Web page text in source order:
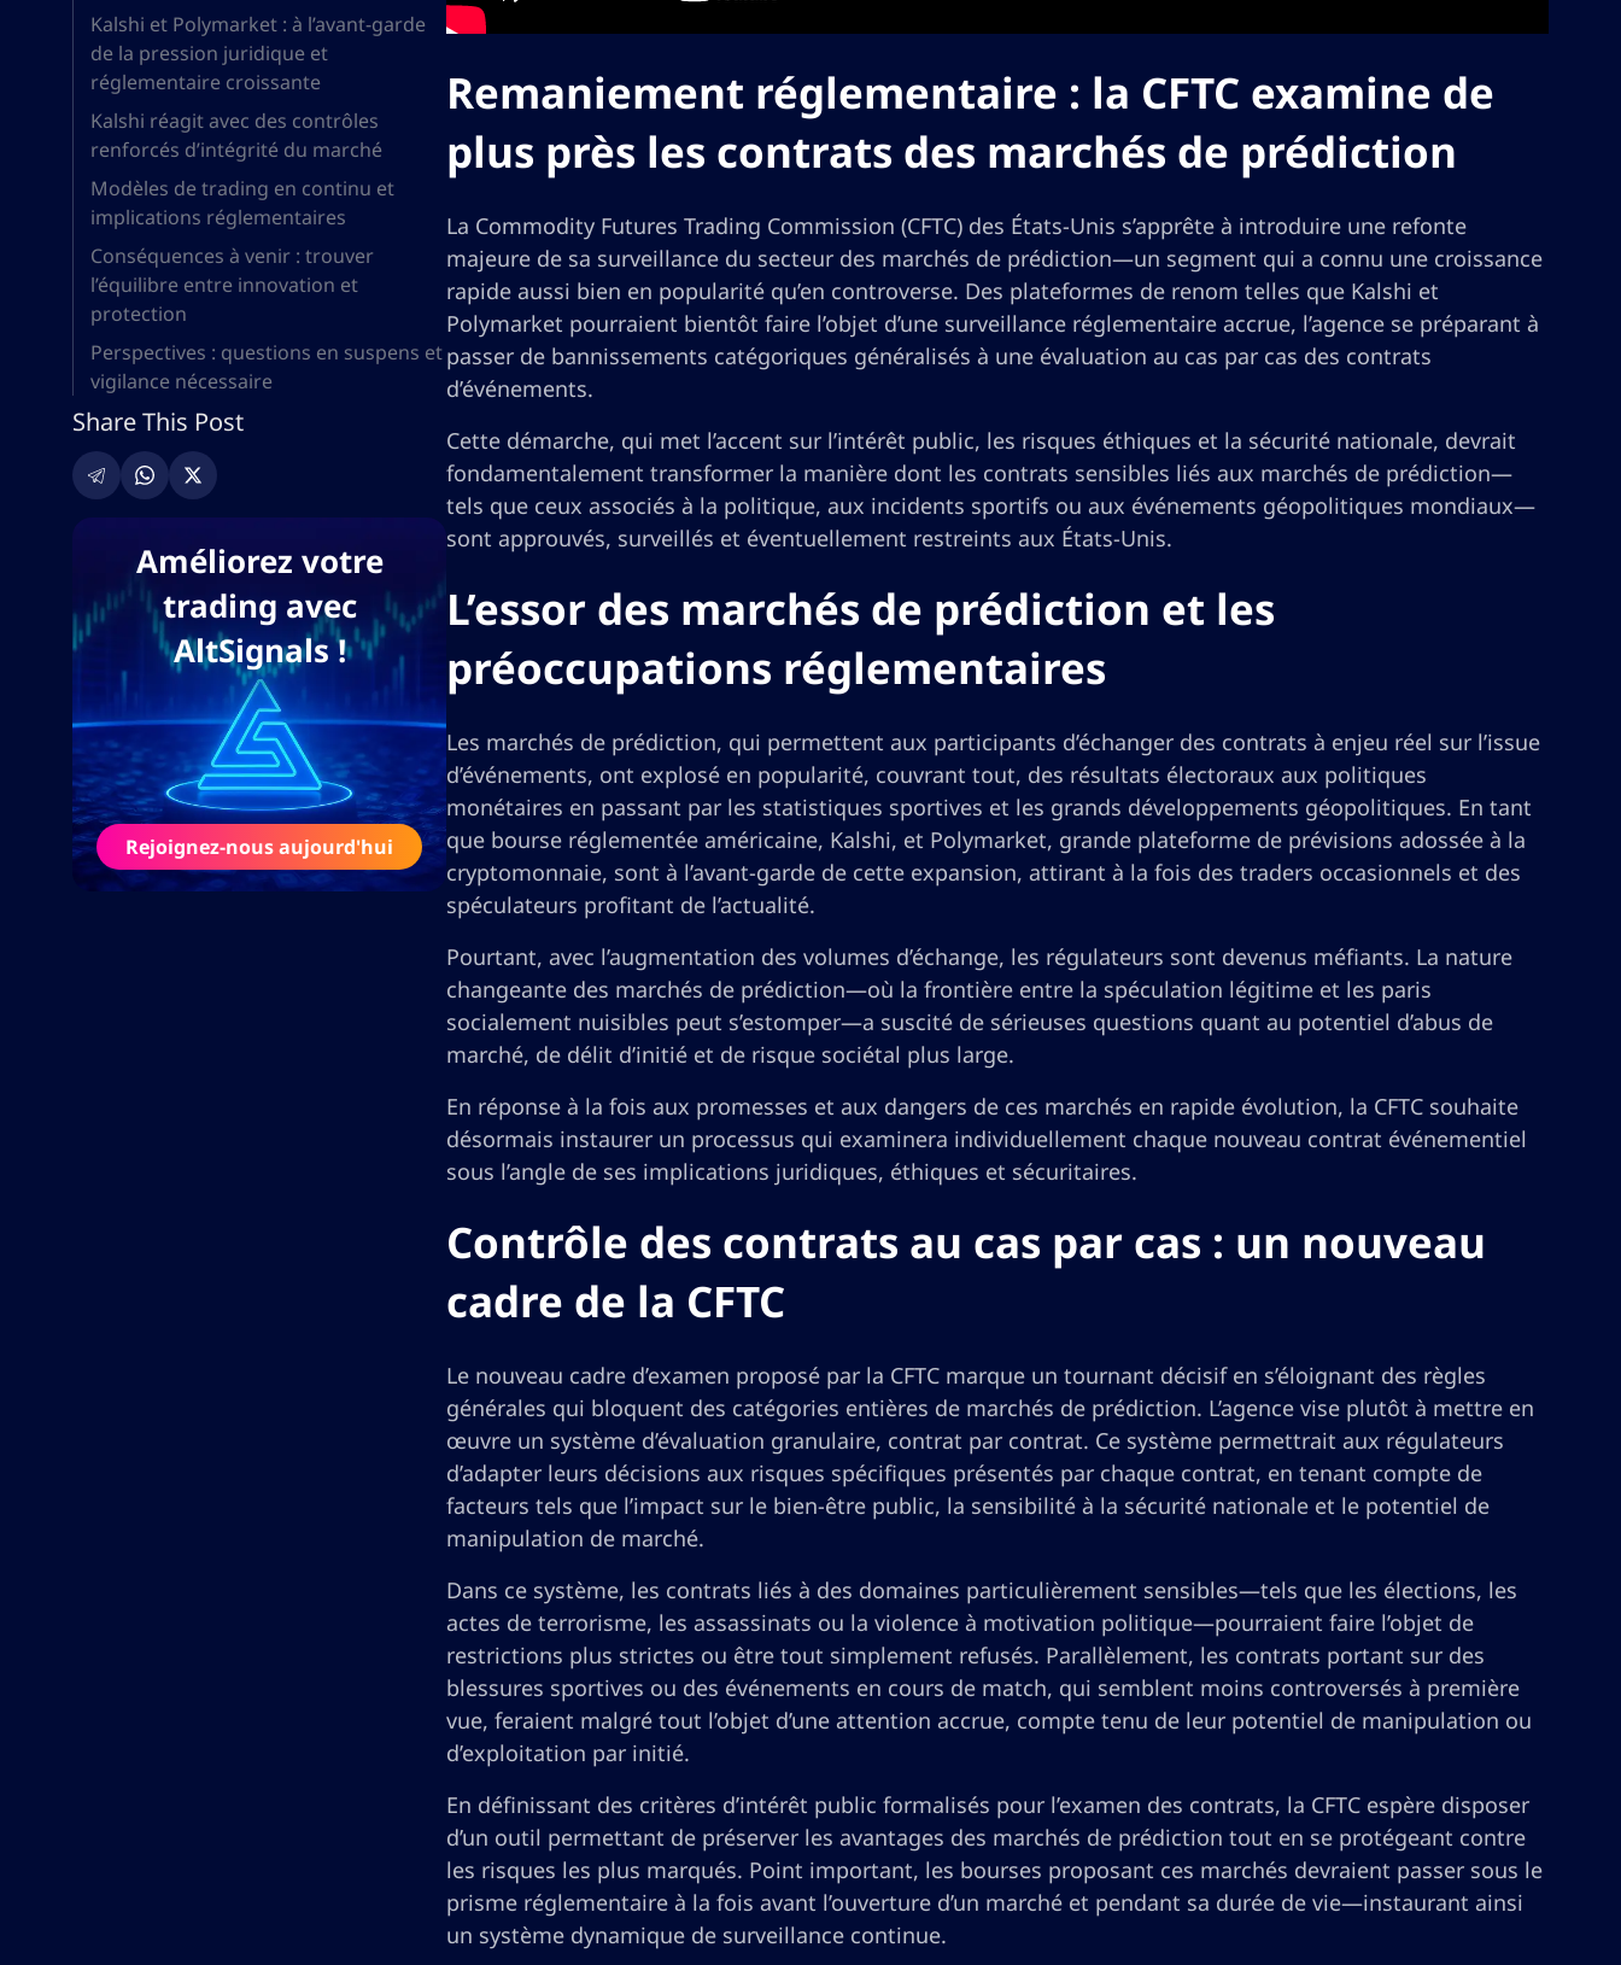
Kalshi et Polymarket : à l’avant-garde
de la pression juridique et
réglementaire croissante
Kalshi réagit avec des contrôles
renforcés d’intégrité du marché
Modèles de trading en continu et
implications réglementaires
Conséquences à venir : trouver
l’équilibre entre innovation et
protection
Perspectives : questions en suspens et
vigilance nécessaire
Share This Post
Améliorez votre
trading avec
AltSignals !
Rejoignez-nous aujourd'hui
Remaniement réglementaire : la CFTC examine de
plus près les contrats des marchés de prédiction
La Commodity Futures Trading Commission (CFTC) des États-Unis s’apprête à introduire une refonte
majeure de sa surveillance du secteur des marchés de prédiction—un segment qui a connu une croissance
rapide aussi bien en popularité qu’en controverse. Des plateformes de renom telles que Kalshi et
Polymarket pourraient bientôt faire l’objet d’une surveillance réglementaire accrue, l’agence se préparant à
passer de bannissements catégoriques généralisés à une évaluation au cas par cas des contrats
d’événements.
Cette démarche, qui met l’accent sur l’intérêt public, les risques éthiques et la sécurité nationale, devrait
fondamentalement transformer la manière dont les contrats sensibles liés aux marchés de prédiction—
tels que ceux associés à la politique, aux incidents sportifs ou aux événements géopolitiques mondiaux—
sont approuvés, surveillés et éventuellement restreints aux États-Unis.
L’essor des marchés de prédiction et les
préoccupations réglementaires
Les marchés de prédiction, qui permettent aux participants d’échanger des contrats à enjeu réel sur l’issue
d’événements, ont explosé en popularité, couvrant tout, des résultats électoraux aux politiques
monétaires en passant par les statistiques sportives et les grands développements géopolitiques. En tant
que bourse réglementée américaine, Kalshi, et Polymarket, grande plateforme de prévisions adossée à la
cryptomonnaie, sont à l’avant-garde de cette expansion, attirant à la fois des traders occasionnels et des
spéculateurs profitant de l’actualité.
Pourtant, avec l’augmentation des volumes d’échange, les régulateurs sont devenus méfiants. La nature
changeante des marchés de prédiction—où la frontière entre la spéculation légitime et les paris
socialement nuisibles peut s’estomper—a suscité de sérieuses questions quant au potentiel d’abus de
marché, de délit d’initié et de risque sociétal plus large.
En réponse à la fois aux promesses et aux dangers de ces marchés en rapide évolution, la CFTC souhaite
désormais instaurer un processus qui examinera individuellement chaque nouveau contrat événementiel
sous l’angle de ses implications juridiques, éthiques et sécuritaires.
Contrôle des contrats au cas par cas : un nouveau
cadre de la CFTC
Le nouveau cadre d’examen proposé par la CFTC marque un tournant décisif en s’éloignant des règles
générales qui bloquent des catégories entières de marchés de prédiction. L’agence vise plutôt à mettre en
œuvre un système d’évaluation granulaire, contrat par contrat. Ce système permettrait aux régulateurs
d’adapter leurs décisions aux risques spécifiques présentés par chaque contrat, en tenant compte de
facteurs tels que l’impact sur le bien-être public, la sensibilité à la sécurité nationale et le potentiel de
manipulation de marché.
Dans ce système, les contrats liés à des domaines particulièrement sensibles—tels que les élections, les
actes de terrorisme, les assassinats ou la violence à motivation politique—pourraient faire l’objet de
restrictions plus strictes ou être tout simplement refusés. Parallèlement, les contrats portant sur des
blessures sportives ou des événements en cours de match, qui semblent moins controversés à première
vue, feraient malgré tout l’objet d’une attention accrue, compte tenu de leur potentiel de manipulation ou
d’exploitation par initié.
En définissant des critères d’intérêt public formalisés pour l’examen des contrats, la CFTC espère disposer
d’un outil permettant de préserver les avantages des marchés de prédiction tout en se protégeant contre
les risques les plus marqués. Point important, les bourses proposant ces marchés devraient passer sous le
prisme réglementaire à la fois avant l’ouverture d’un marché et pendant sa durée de vie—instaurant ainsi
un système dynamique de surveillance continue.